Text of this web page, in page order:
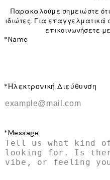
Παρακαλούμε σημειώστε
ιδιώτες. Για
επικοινωνήσετε
*Name
*Ηλεκτρονική Διεύθυνση
*Message